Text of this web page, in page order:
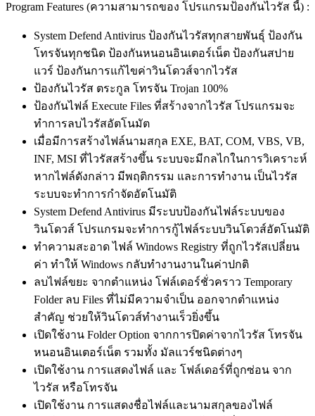
Program Features (ความสามารถของ โปรแกรมป้องกันไวรัส นี้) :
System Defend Antivirus ป้องกันไวรัสทุกสายพันธุ์ ป้องกัน
โทรจันทุกชนิด ป้องกันหนอนอินเตอร์เน็ต ป้องกันสปาย
แวร์ ป้องกันการแก้ไขค่าวินโดวส์จากไวรัส
ป้องกันไวรัส ตระกูล โทรจัน Trojan 100%
ป้องกันไฟล์ Execute Files ที่สร้างจากไวรัส โปรแกรมจะ
ทำการลบไวรัสอัตโนมัต
เมื่อมีการสร้างไฟล์นามสกุล EXE, BAT, COM, VBS, VB,
INF, MSI ที่ไวรัสสร้างขึ้น ระบบจะมีกลไกในการวิเคราะห์
หากไฟล์ดังกล่าว มีพฤติกรรม และการทำงาน เป็นไวรัส
ระบบจะทำการกำจัดอัตโนมัติ
System Defend Antivirus มีระบบป้องกันไฟล์ระบบของ
วินโดวส์ โปรแกรมจะทำการกู้ไฟล์ระบบวินโดวส์อัตโนมัติ
ทำความสะอาด ไฟล์ Windows Registry ที่ถูกไวรัสเปลี่ยน
ค่า ทำให้ Windows กลับทำงานงานในค่าปกติ
ลบไฟล์ขยะ จากตำแหน่ง โฟล์เดอร์ชั่วคราว Temporary
Folder ลบ Files ที่ไม่มีความจำเป็น ออกจากตำแหน่ง
สำคัญ ช่วยให้วินโดวส์ทำงานเร็วยิ่งขึ้น
เปิดใช้งาน Folder Option จากการปิดค่าจากไวรัส โทรจัน
หนอนอินเตอร์เน็ต รวมทั้ง มัลแวร์ชนิดต่างๆ
เปิดใช้งาน การแสดงไฟล์ และ โฟล์เดอร์ที่ถูกซ่อน จาก
ไวรัส หรือโทรจัน
เปิดใช้งาน การแสดงชื่อไฟล์และนามสกุลของไฟล์